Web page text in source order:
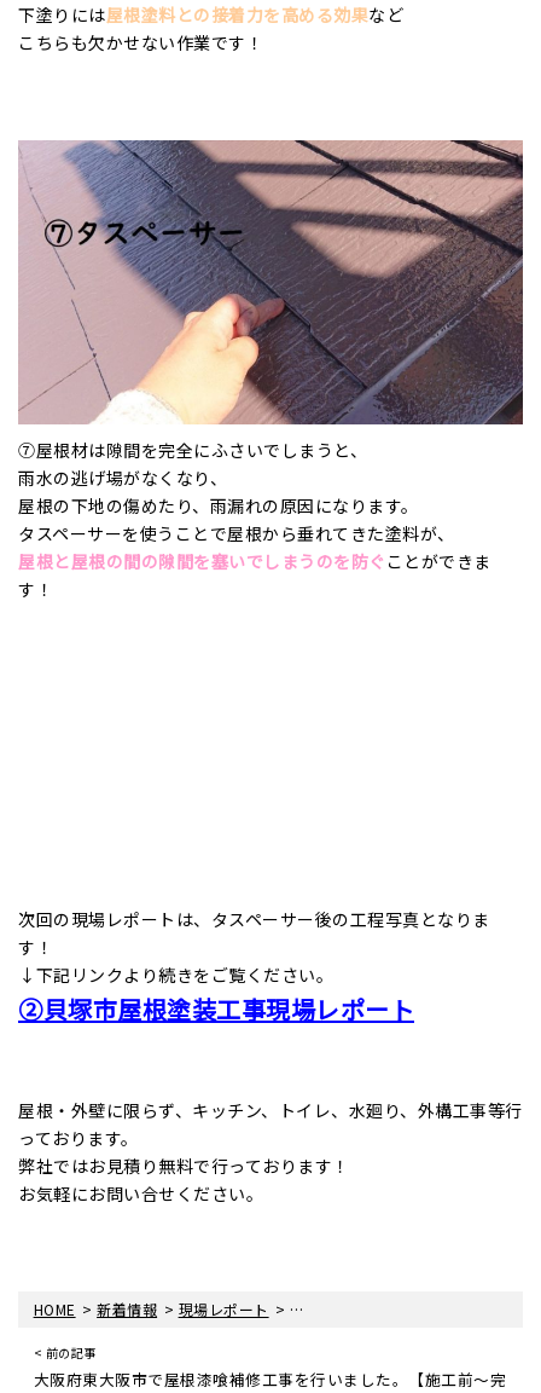
下塗りには屋根塗料との接着力を高める効果など
こちらも欠かせない作業です！
⑦屋根材は隙間を完全にふさいでしまうと、
雨水の逃げ場がなくなり、
屋根の下地の傷めたり、雨漏れの原因になります。
タスペーサーを使うことで屋根から垂れてきた塗料が、
屋根と屋根の間の隙間を塞いでしまうのを防ぐ ことができま
す！
次回の現場レポートは、タスペーサー後の工程写真となりま
す！
↓下記リンクより続きをご覧ください。
②貝塚市屋根塗装工事現場レポート
屋根・外壁に限らず、キッチン、トイレ、水廻り、外構工事等行
っております。
弊社ではお見積り無料で行っております！
お気軽にお問い合せください。
HOME >新着情報 > 現場レポート > 大阪府貝塚市で屋根塗装の現場レ
< 前の記事
大阪府東大阪市で屋根漆喰補修工事を行いました。【施工前～完